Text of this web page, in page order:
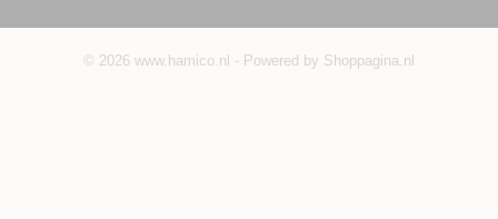
© 2026 www.hamico.nl - Powered by Shoppagina.nl